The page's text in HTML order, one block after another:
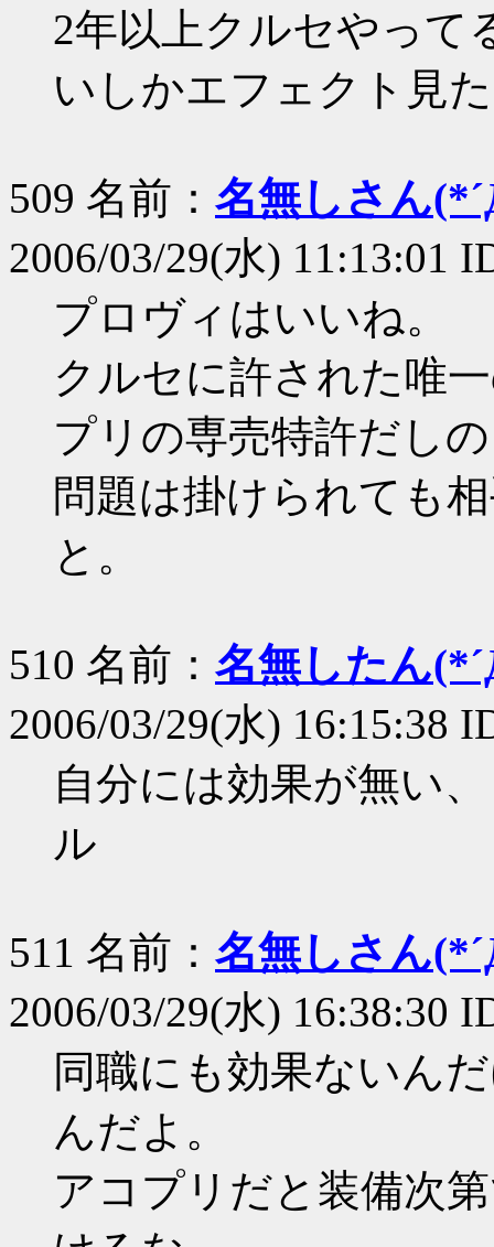
2年以上クルセやって
いしかエフェクト見
509 名前： 名無しさん
2006/03/29(水) 11:13:01
プロヴィはいいね。
クルセに許された唯
プリの専売特許だし
問題は掛けられても
と。
510 名前： 名無したん
2006/03/29(水) 16:15:38
自分には効果が無い
ル
511 名前： 名無しさん
2006/03/29(水) 16:38:30
同職にも効果ないん
んだよ。
アコプリだと装備次